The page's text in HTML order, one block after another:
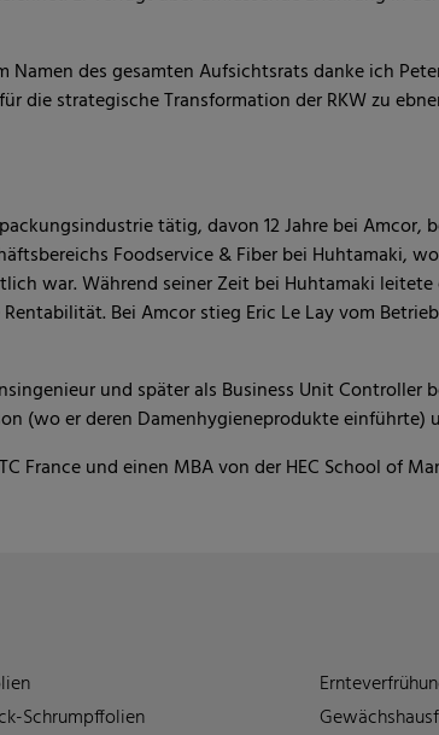
Namen des gesamten Aufsichtsrats danke ich
die strategische Transformation der RKW zu
tätig, davon 12 Jahre bei
Foodservice & Fiber bei Huhtamaki,
war. Während seiner Zeit bei Huhtamaki
Bei Amcor stieg Eric Le Lay vom
und später als Business Unit
(wo er deren Damenhygieneprodukte
France und einen MBA von der HEC School of
Schrumpffolien